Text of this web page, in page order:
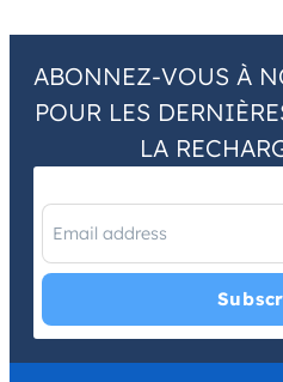
ABONNEZ-VOUS À
POUR LES
LA
I have read and agree with the
Conditions.*